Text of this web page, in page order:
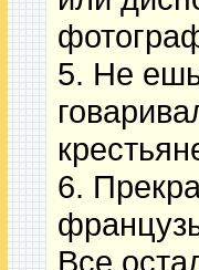
5. Не
6.
Все